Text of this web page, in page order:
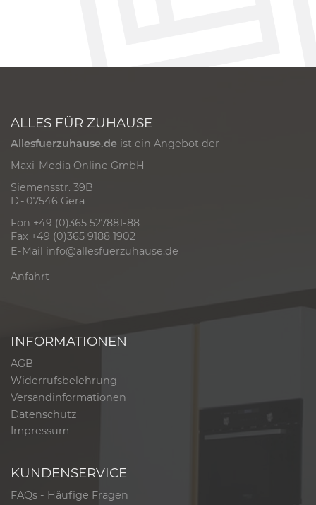
ALLES FÜR ZUHAUSE
Allesfuerzuhause.de ist ein Angebot der
Maxi-Media Online GmbH
Siemensstr. 39B
D - 07546 Gera
Fon +49 (0)365 527881-88
Fax +49 (0)365 9188 1902
E-Mail info@allesfuerzuhause.de
Anfahrt
INFORMATIONEN
AGB
Widerrufsbelehrung
Versandinformationen
Datenschutz
Impressum
KUNDENSERVICE
FAQs - Häufige Fragen